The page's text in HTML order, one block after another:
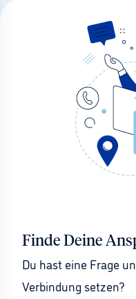
Finde Deine
Du hast eine Frage
Verbindung setzen?